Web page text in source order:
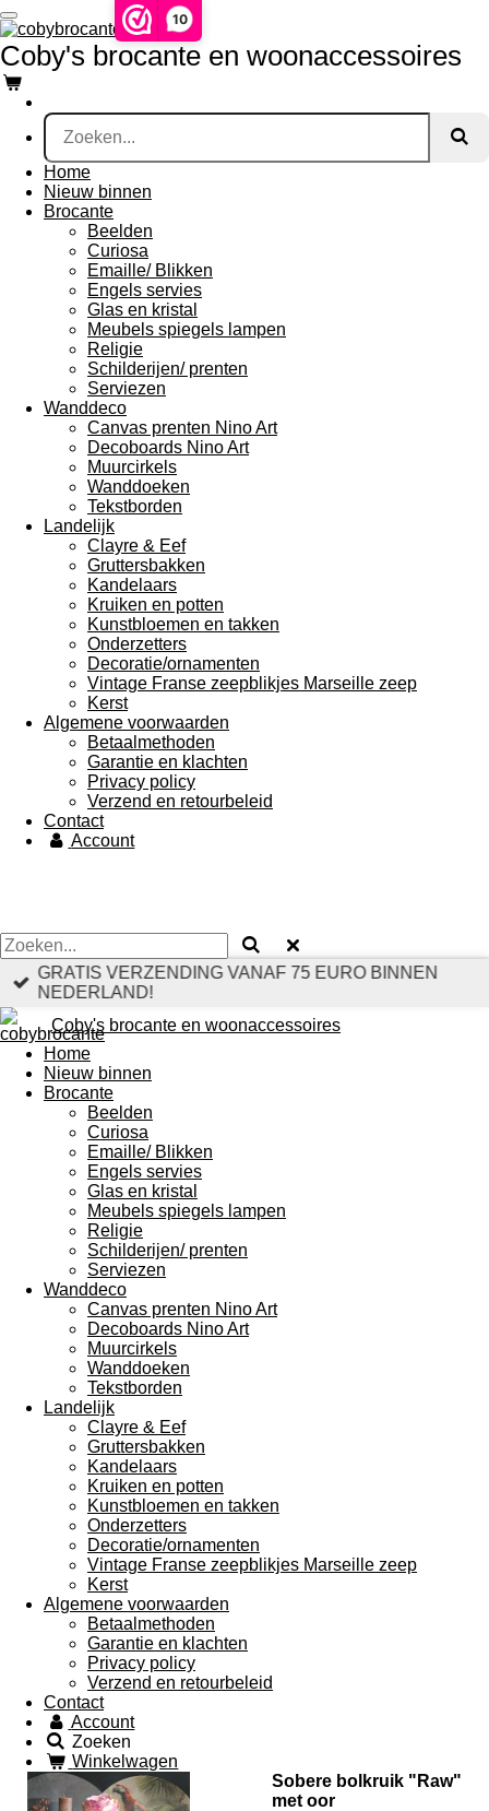
10
Ga
direct
naar
de
hoofdinhoud
Coby's brocante en woonaccessoires
Home
Nieuw binnen
Brocante
Beelden
Curiosa
Emaille/ Blikken
Engels servies
Glas en kristal
Meubels spiegels lampen
Religie
Schilderijen/ prenten
Serviezen
Wanddeco
Canvas prenten Nino Art
Decoboards Nino Art
Muurcirkels
Wanddoeken
Tekstborden
Landelijk
Clayre & Eef
Gruttersbakken
Kandelaars
Kruiken en potten
Kunstbloemen en takken
Onderzetters
Decoratie/ornamenten
Vintage Franse zeepblikjes Marseille zeep
Kerst
Algemene voorwaarden
Betaalmethoden
Garantie en klachten
Privacy policy
Verzend en retourbeleid
Contact
Account
GRATIS VERZENDING VANAF 75 EURO BINNEN
NEDERLAND!
Coby's brocante en woonaccessoires
Home
Nieuw binnen
Brocante
Beelden
Curiosa
Emaille/ Blikken
Engels servies
Glas en kristal
Meubels spiegels lampen
Religie
Schilderijen/ prenten
Serviezen
Wanddeco
Canvas prenten Nino Art
Decoboards Nino Art
Muurcirkels
Wanddoeken
Tekstborden
Landelijk
Clayre & Eef
Gruttersbakken
Kandelaars
Kruiken en potten
Kunstbloemen en takken
Onderzetters
Decoratie/ornamenten
Vintage Franse zeepblikjes Marseille zeep
Kerst
Algemene voorwaarden
Betaalmethoden
Garantie en klachten
Privacy policy
Verzend en retourbeleid
Contact
Account
Zoeken
Winkelwagen
Sobere bolkruik "Raw"
met oor